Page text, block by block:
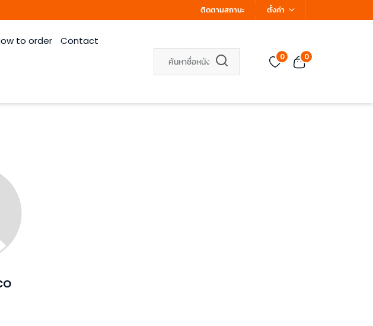
ติดตามสถานะ ตั้งค่า
to order Contact
0 0